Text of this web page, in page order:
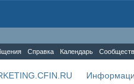
Справка Календарь